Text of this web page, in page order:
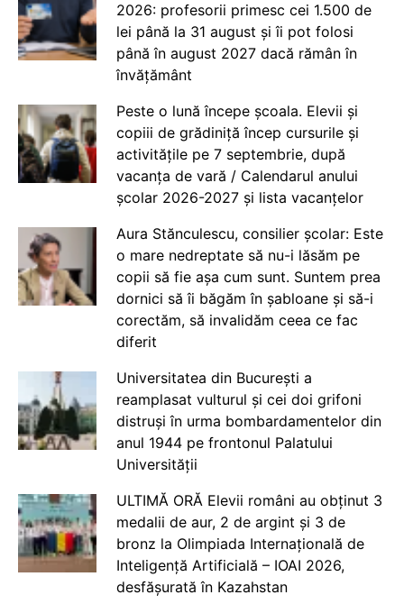
2026: profesorii primesc cei 1.500 de
lei până la 31 august și îi pot folosi
până în august 2027 dacă rămân în
învățământ
Peste o lună începe școala. Elevii și
copiii de grădiniță încep cursurile și
activitățile pe 7 septembrie, după
vacanța de vară / Calendarul anului
școlar 2026-2027 și lista vacanțelor
Aura Stănculescu, consilier școlar: Este
o mare nedreptate să nu-i lăsăm pe
copii să fie așa cum sunt. Suntem prea
dornici să îi băgăm în șabloane și să-i
corectăm, să invalidăm ceea ce fac
diferit
Universitatea din București a
reamplasat vulturul și cei doi grifoni
distruși în urma bombardamentelor din
anul 1944 pe frontonul Palatului
Universității
ULTIMĂ ORĂ Elevii români au obținut 3
medalii de aur, 2 de argint și 3 de
bronz la Olimpiada Internațională de
Inteligență Artificială – IOAI 2026,
desfășurată în Kazahstan